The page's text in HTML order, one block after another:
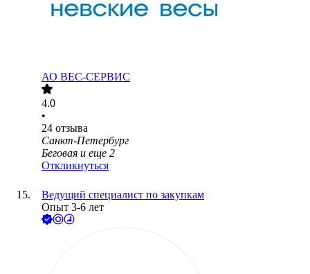
АО ВЕС-СЕРВИС
4.0
•
24 отзыва
Санкт-Петербург
Беговая и еще 2
Откликнуться
Ведущий специалист по закупкам
Опыт 3-6 лет